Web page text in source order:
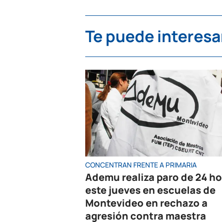
Te puede
CONCENTRAN FRENTE A PRIMARIA
Ademu realiza paro de 24
este jueves en escuelas de
Montevideo en rechazo a
agresión contra maestra